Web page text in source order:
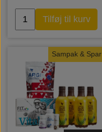
Tilføj til kurv
Sampak & Spar